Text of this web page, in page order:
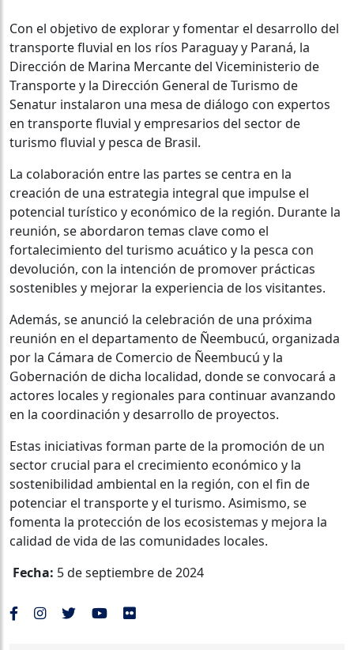
Con el objetivo de explorar y fomentar el desarrollo del
transporte fluvial en los ríos Paraguay y Paraná, la
Dirección de Marina Mercante del Viceministerio de
Transporte y la Dirección General de Turismo de
Senatur instalaron una mesa de diálogo con expertos
en transporte fluvial y empresarios del sector de
turismo fluvial y pesca de Brasil.
La colaboración entre las partes se centra en la
creación de una estrategia integral que impulse el
potencial turístico y económico de la región. Durante la
reunión, se abordaron temas clave como el
fortalecimiento del turismo acuático y la pesca con
devolución, con la intención de promover prácticas
sostenibles y mejorar la experiencia de los visitantes.
Además, se anunció la celebración de una próxima
reunión en el departamento de Ñeembucú, organizada
por la Cámara de Comercio de Ñeembucú y la
Gobernación de dicha localidad, donde se convocará a
actores locales y regionales para continuar avanzando
en la coordinación y desarrollo de proyectos.
Estas iniciativas forman parte de la promoción de un
sector crucial para el crecimiento económico y la
sostenibilidad ambiental en la región, con el fin de
potenciar el transporte y el turismo. Asimismo, se
fomenta la protección de los ecosistemas y mejora la
calidad de vida de las comunidades locales.
Fecha: 5 de septiembre de 2024